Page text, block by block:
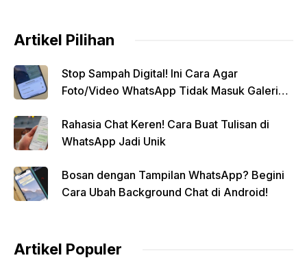
Artikel Pilihan
Stop Sampah Digital! Ini Cara Agar
Foto/Video WhatsApp Tidak Masuk Galeri
Rahasia Chat Keren! Cara Buat Tulisan di
WhatsApp Jadi Unik
Bosan dengan Tampilan WhatsApp? Begini
Cara Ubah Background Chat di Android!
Artikel Populer